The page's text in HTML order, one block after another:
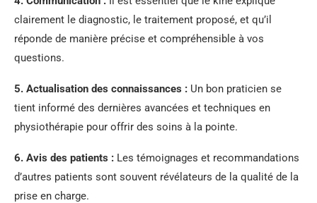
clairement le diagnostic, le traitement proposé, et qu’il
réponde de manière précise et compréhensible à vos
questions.
5. Actualisation des connaissances : Un bon praticien se
tient informé des dernières avancées et techniques en
physiothérapie pour offrir des soins à la pointe.
6. Avis des patients : Les témoignages et recommandations
d’autres patients sont souvent révélateurs de la qualité de la
prise en charge.